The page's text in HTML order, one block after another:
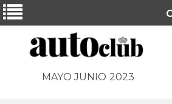
MAYO JUNIO 2023